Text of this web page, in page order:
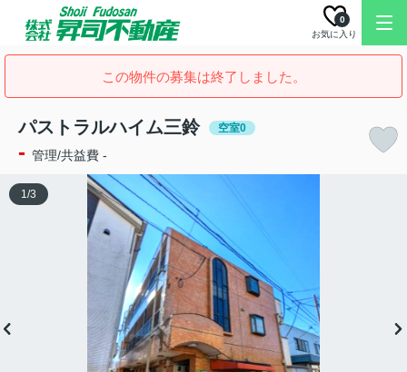
お気に入り
0
この物件の募集は終了しました。
パストラルハイム三鈴 空室0
- 管理/共益費 -
1/3